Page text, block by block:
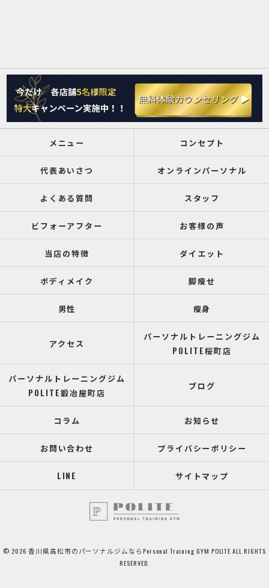
メニュー コンセプト
代表あいさつ オンラインパーソナル
よくある質問 スタッフ
ビフォーアフター お客様の声
当店の特徴 ダイエット
ボディメイク 脚瘦せ
男性 瘦身
アクセス
パーソナルトレーニングジム
POLITE桜町店
パーソナルトレーニングジム
POLITE鍛冶屋町店
ブログ
コラム お知らせ
お問い合わせ プライバシーポリシー
LINE サイトマップ
© 2026 香川県高松市のパーソナルジムならPersonal Training GYM POLITE ALL RIGHTS
RESERVED.